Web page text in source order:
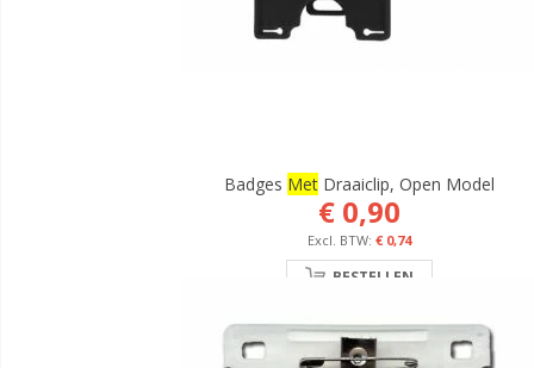
Badges Met Draaiclip, Open Model
€ 0,90
€ 0,74
BESTELLEN